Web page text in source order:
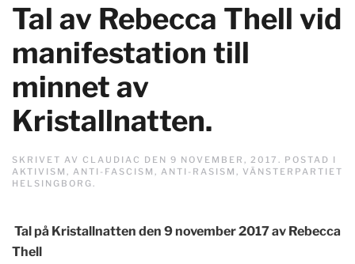
Tal av Rebecca Thell vid
manifestation till
minnet av
Kristallnatten.
SKRIVET AV CLAUDIAC DEN 9 NOVEMBER, 2017 . POSTAD I
AKTIVISM , ANTI-FASCISM , ANTI-RASISM , VÄNSTERPARTIET
HELSINGBORG.
Tal på Kristallnatten den 9 november 2017 av Rebecca
Thell